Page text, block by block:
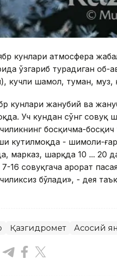
кунлари атмосфера
ўзгариб турадиган
кучли шамол, туман, муз,
кунлари жанубий ва
Уч кундан сўнг совуқ
босқичма-
кутилмоқда - шимоли-
марказ, шарқда 10 ... 20
16 совуқгача ҳарорат
бўлади», - дея
Қазгидромет Асосий